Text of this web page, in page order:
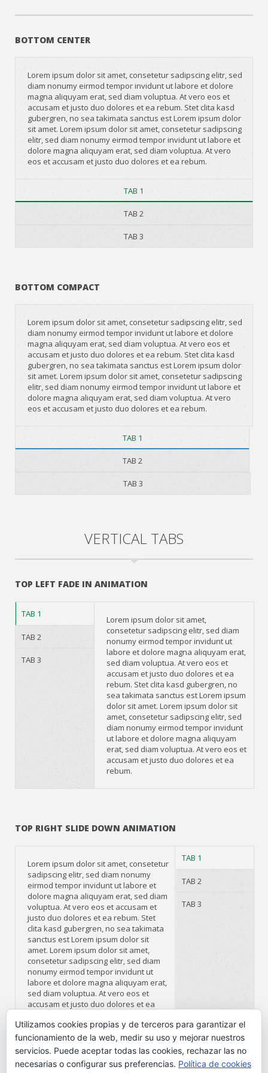
BOTTOM CENTER
Lorem ipsum dolor sit amet, consetetur sadipscing elitr, sed
diam nonumy eirmod tempor invidunt ut labore et dolore
magna aliquyam erat, sed diam voluptua. At vero eos et
accusam et justo duo dolores et ea rebum. Stet clita kasd
gubergren, no sea takimata sanctus est Lorem ipsum dolor
sit amet. Lorem ipsum dolor sit amet, consetetur sadipscing
elitr, sed diam nonumy eirmod tempor invidunt ut labore et
dolore magna aliquyam erat, sed diam voluptua. At vero
eos et accusam et justo duo dolores et ea rebum.
TAB 1
TAB 2
TAB 3
BOTTOM COMPACT
Lorem ipsum dolor sit amet, consetetur sadipscing elitr, sed
diam nonumy eirmod tempor invidunt ut labore et dolore
magna aliquyam erat, sed diam voluptua. At vero eos et
accusam et justo duo dolores et ea rebum. Stet clita kasd
gubergren, no sea takimata sanctus est Lorem ipsum dolor
sit amet. Lorem ipsum dolor sit amet, consetetur sadipscing
elitr, sed diam nonumy eirmod tempor invidunt ut labore et
dolore magna aliquyam erat, sed diam voluptua. At vero
eos et accusam et justo duo dolores et ea rebum.
TAB 1
TAB 2
TAB 3
VERTICAL TABS
TOP LEFT FADE IN ANIMATION
TAB 1
TAB 2
TAB 3
Lorem ipsum dolor sit amet,
consetetur sadipscing elitr, sed diam
nonumy eirmod tempor invidunt ut
labore et dolore magna aliquyam erat,
sed diam voluptua. At vero eos et
accusam et justo duo dolores et ea
rebum. Stet clita kasd gubergren, no
sea takimata sanctus est Lorem ipsum
dolor sit amet. Lorem ipsum dolor sit
amet, consetetur sadipscing elitr, sed
diam nonumy eirmod tempor invidunt
ut labore et dolore magna aliquyam
erat, sed diam voluptua. At vero eos et
accusam et justo duo dolores et ea
rebum.
TOP RIGHT SLIDE DOWN ANIMATION
TAB 1
TAB 2
TAB 3
Lorem ipsum dolor sit amet, consetetur
sadipscing elitr, sed diam nonumy
eirmod tempor invidunt ut labore et
dolore magna aliquyam erat, sed diam
voluptua. At vero eos et accusam et
justo duo dolores et ea rebum. Stet
clita kasd gubergren, no sea takimata
sanctus est Lorem ipsum dolor sit
amet. Lorem ipsum dolor sit amet,
consetetur sadipscing elitr, sed diam
nonumy eirmod tempor invidunt ut
labore et dolore magna aliquyam erat,
sed diam voluptua. At vero eos et
accusam et justo duo dolores et ea
Utilizamos cookies propias y de terceros para garantizar el
funcionamiento de la web, medir su uso y mejorar nuestros
servicios. Puede aceptar todas las cookies, rechazar las no
necesarias o configurar sus preferencias. Política de cookies